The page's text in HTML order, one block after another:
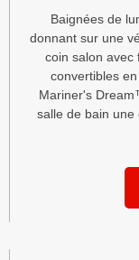
Baignées de
donnant sur une
coin salon avec
convertibles
Mariner's
salle de bain une